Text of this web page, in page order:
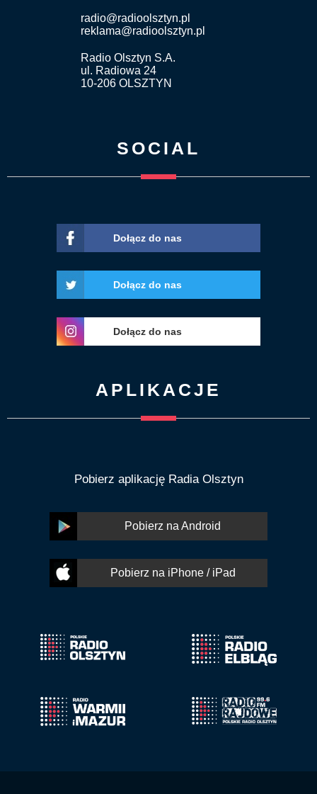
radio@radioolsztyn.pl
reklama@radioolsztyn.pl
Radio Olsztyn S.A.
ul. Radiowa 24
10-206 OLSZTYN
SOCIAL
Dołącz do nas
Dołącz do nas
Dołącz do nas
APLIKACJE
Pobierz aplikację Radia Olsztyn
Pobierz na Android
Pobierz na iPhone / iPad